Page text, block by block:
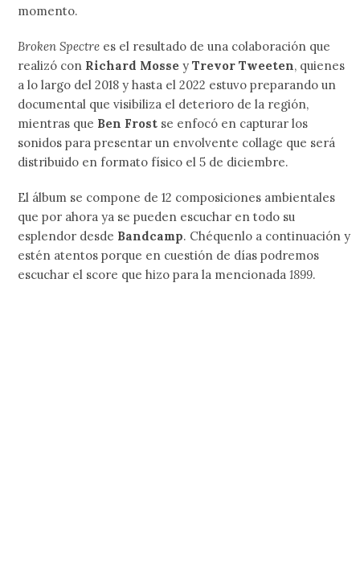
momento.
Broken Spectre es el resultado de una colaboración que
realizó con Richard Mosse yTrevor Tweeten, quienes
a lo largo del 2018 y hasta el 2022 estuvo preparando un
documental que visibiliza el deterioro de la región,
mientras que Ben Frost se enfocó en capturar los
sonidos para presentar un envolvente collage que será
distribuido en formato físico el 5 de diciembre.
El álbum se compone de 12 composiciones ambientales
que por ahora ya se pueden escuchar en todo su
esplendor desde Bandcamp. Chéquenlo a continuación y
estén atentos porque en cuestión de días podremos
escuchar el score que hizo para la mencionada1899.